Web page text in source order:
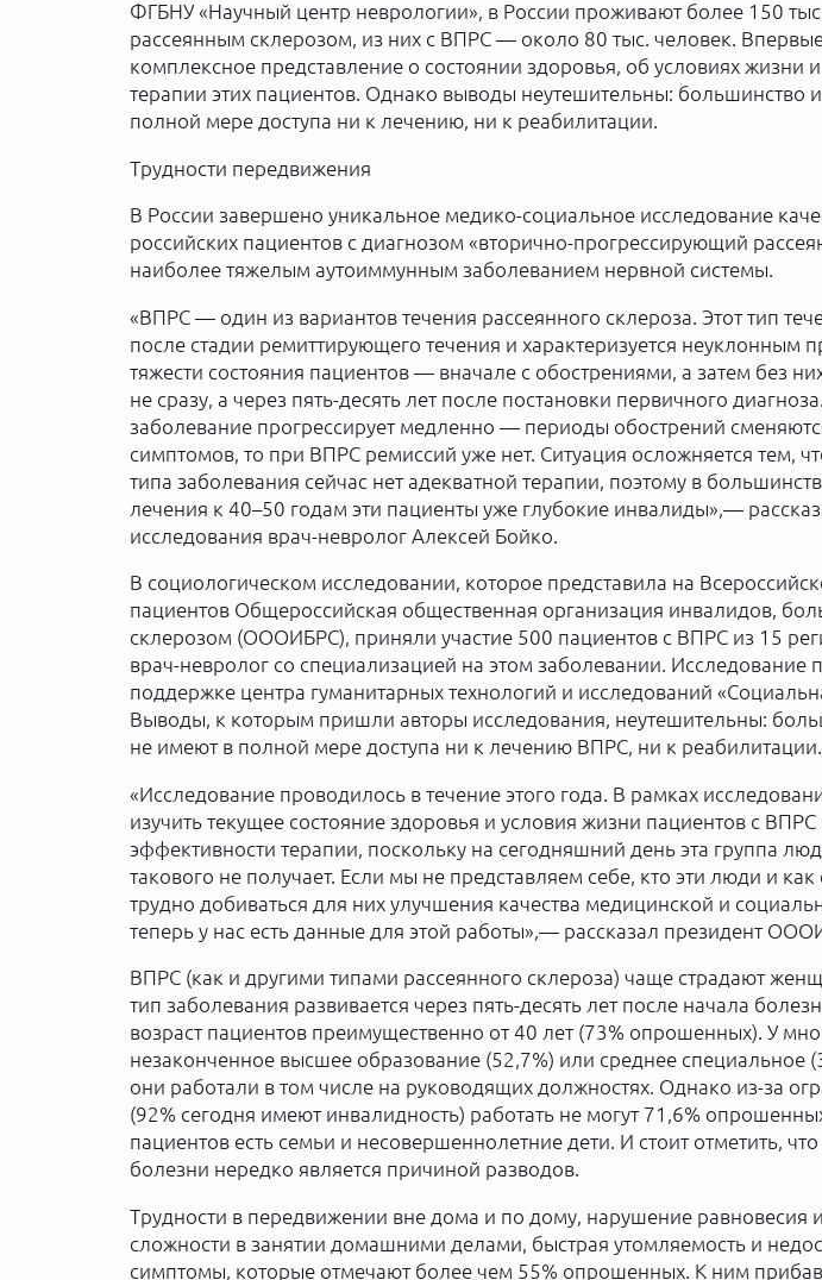
ФГБНУ «Научный центр неврологии», в России проживают более 150
рассеянным склерозом, из них с ВПРС — около 80 тыс. человек.
комплексное представление о состоянии здоровья, об условиях жизни
терапии этих пациентов. Однако выводы неутешительны: большинство
полной мере доступа ни к лечению, ни к реабилитации.
Трудности передвижения
В России завершено уникальное медико-социальное исследование
российских пациентов с диагнозом «вторично-прогрессирующий
наиболее тяжелым аутоиммунным заболеванием нервной системы.
«ВПРС — один из вариантов течения рассеянного склероза. Этот тип
после стадии ремиттирующего течения и характеризуется неуклонным
тяжести состояния пациентов — вначале с обострениями, а затем без
не сразу, а через пять-десять лет после постановки первичного
заболевание прогрессирует медленно — периоды обострений
симптомов, то при ВПРС ремиссий уже нет. Ситуация осложняется тем,
типа заболевания сейчас нет адекватной терапии, поэтому в
лечения к 40–50 годам эти пациенты уже глубокие инвалиды»,—
исследования врач-невролог Алексей Бойко.
В социологическом исследовании, которое представила на
пациентов Общероссийская общественная организация инвалидов,
склерозом (ОООИБРС), приняли участие 500 пациентов с ВПРС из 15
врач-невролог со специализацией на этом заболевании. Исследование
поддержке центра гуманитарных технологий и исследований
Выводы, к которым пришли авторы исследования, неутешительны:
не имеют в полной мере доступа ни к лечению ВПРС, ни к реабилитации.
«Исследование проводилось в течение этого года. В рамках
изучить текущее состояние здоровья и условия жизни пациентов с ВПРС
эффективности терапии, поскольку на сегодняшний день эта группа
такового не получает. Если мы не представляем себе, кто эти люди и
трудно добиваться для них улучшения качества медицинской и
теперь у нас есть данные для этой работы»,— рассказал президент
ВПРС (как и другими типами рассеянного склероза) чаще страдают
тип заболевания развивается через пять-десять лет после начала
возраст пациентов преимущественно от 40 лет (73% опрошенных). У
незаконченное высшее образование (52,7%) или среднее специальное
они работали в том числе на руководящих должностях. Однако из-за
(92% сегодня имеют инвалидность) работать не могут 71,6%
пациентов есть семьи и несовершеннолетние дети. И стоит отметить,
болезни нередко является причиной разводов.
Трудности в передвижении вне дома и по дому, нарушение равновесия
сложности в занятии домашними делами, быстрая утомляемость и
симптомы, которые отмечают более чем 55% опрошенных. К ним